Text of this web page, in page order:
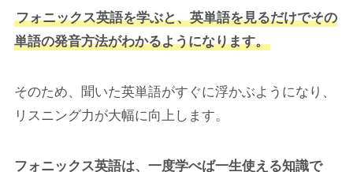
フォニックス英語を学ぶと、英単語を見るだけでその
単語の発音方法がわかるようになります。
そのため、聞いた英単語がすぐに浮かぶようになり、
リスニング力が大幅に向上します。
フォニックス英語は、一度学べば一生使える知識で